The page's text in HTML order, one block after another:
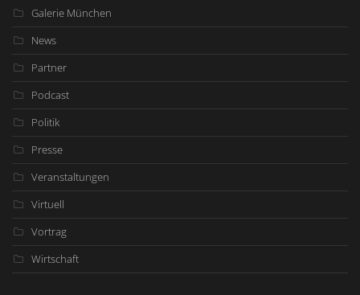
Galerie München
News
Partner
Podcast
Politik
Presse
Veranstaltungen
Virtuell
Vortrag
Wirtschaft